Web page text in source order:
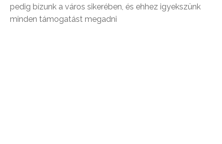
pedig bízunk a város sikerében, és ehhez igyekszünk
minden támogatást megadni